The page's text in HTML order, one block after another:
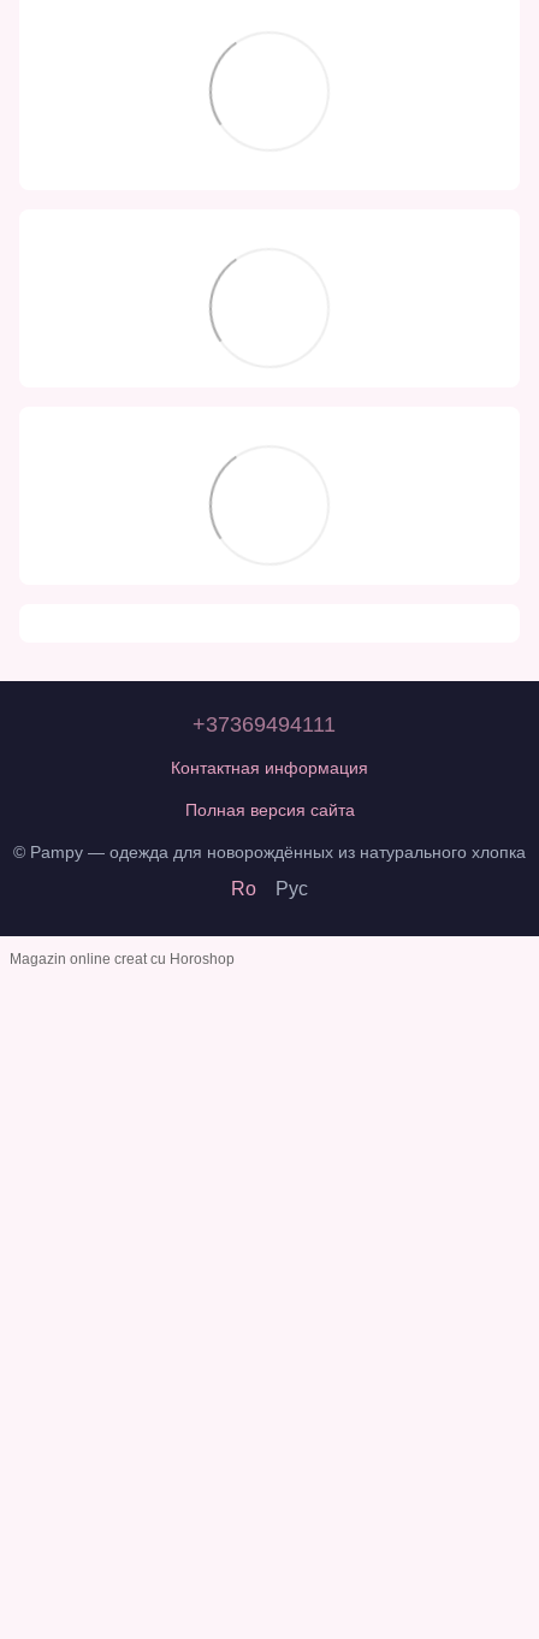
+37369494111
Контактная информация
Полная версия сайта
© Pampy — одежда для новорождённых из натурального хлопка
Ro Рус
Magazin online creat cu Horoshop